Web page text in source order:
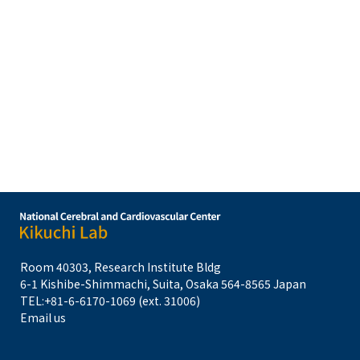
Room 40303, Research Institute Bldg
6-1 Kishibe-Shimmachi, Suita, Osaka 564-8565 Japan
TEL:+81-6-6170-1069 (ext. 31006)
Email us